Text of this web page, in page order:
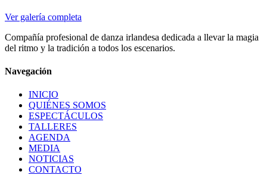
Ver galería completa
Compañía profesional de danza irlandesa dedicada a llevar la magia
del ritmo y la tradición a todos los escenarios.
Navegación
INICIO
QUIÉNES SOMOS
ESPECTÁCULOS
TALLERES
AGENDA
MEDIA
NOTICIAS
CONTACTO